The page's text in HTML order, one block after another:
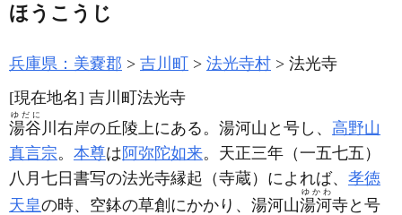
ほうこうじ
兵庫県：美嚢郡 吉川町 法光寺村
法光寺
[現在地名] 吉川町法光寺
湯谷
ゆだに
川右岸の丘陵上にある。湯河山と号し、 高野山
真言宗。 本尊は 阿弥陀如来。天正三年 （一五七五）
八月七日書写の法光寺縁起 （寺蔵） によれば、 孝徳
天皇の時、空鉢の草創にかかり、湯河山湯河
ゆかわ
寺と号